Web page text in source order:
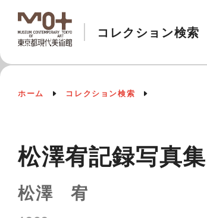
コレクション検索
ホーム コレクション検索
松澤宥記録写真
松澤 宥